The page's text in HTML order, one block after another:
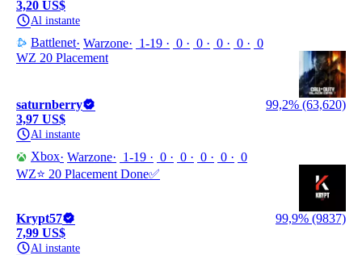
3,20 US$
Al instante
Battlenet Warzone 1-19 0 0 0 0
0
WZ 20 Placement
saturnberry
99,2% (63,620)
3,97 US$
Al instante
Xbox Warzone 1-19 0 0 0 0
0
WZ⭐ 20 Placement Done✅
Krypt57
99,9% (9837)
7,99 US$
Al instante